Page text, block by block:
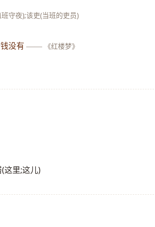
守夜);该吏(当班的吏员)
没有 —— 《红楼梦》
这里;这儿)